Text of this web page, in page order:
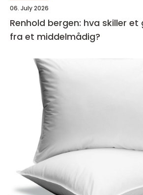
06. July 2026
Renhold bergen: hva skiller
fra et middelmådig?